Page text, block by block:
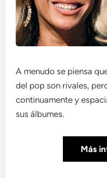
A menudo se piensa
del pop son rivales,
continuamente y
sus álbumes.
Más